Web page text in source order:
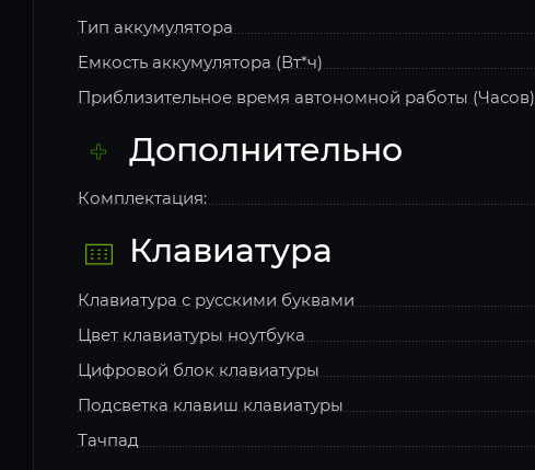
Тип аккумулятора
Емкость аккумулятора (Вт*ч)
Приблизительное время автономной работы (Часов)
Дополнительно
Комплектация:
Клавиатура
Клавиатура с русскими буквами
Цвет клавиатуры ноутбука
Цифровой блок клавиатуры
Подсветка клавиш клавиатуры
Тачпад